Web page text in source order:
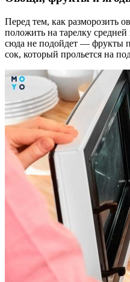
Перед тем, как разморозить
положить на тарелку
сюда не подойдет — фрукты
сок, который прольется на